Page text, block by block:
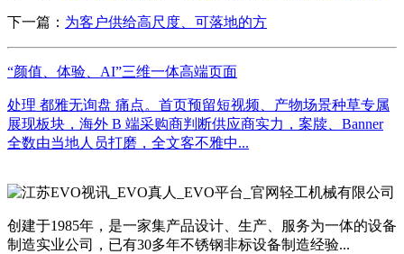
下一篇： 为客户供给高尺度、可落地的方
“颜值、体验、AI”三维一体高端页面
处理 都雅无询盘 痛点。首页预留短视频、产物场景种草专属
展现板块，海外 B 端采购商判断供应商实力，案牍、Banner
全数由当地人员打磨，全文客不雅中...
创建于1985年，是一家集产品设计、生产、服务为一体的设备
制造实业公司，已有30多年不锈钢非标设备制造经验...